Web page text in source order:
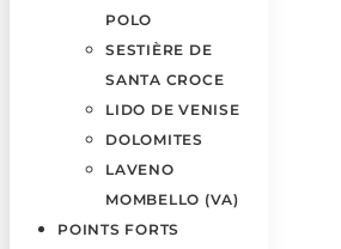
POLO
SESTIÈRE DE
SANTA CROCE
LIDO DE VENISE
DOLOMITES
LAVENO
MOMBELLO (VA)
POINTS FORTS